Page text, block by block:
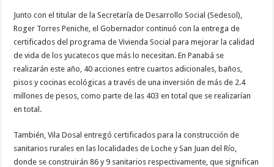
Junto con el titular de la Secretaría de Desarrollo Social (Sedesol),
Roger Torres Peniche, el Gobernador continuó con la entrega de
certificados del programa de Vivienda Social para mejorar la calidad
de vida de los yucatecos que más lo necesitan. En Panabá se
realizarán este año, 40 acciones entre cuartos adicionales, baños,
pisos y cocinas ecológicas a través de una inversión de más de 2.4
millones de pesos, como parte de las 403 en total que se realizarían
en total.
También, Vila Dosal entregó certificados para la construcción de
sanitarios rurales en las localidades de Loche y San Juan del Río,
donde se construirán 86 y 9 sanitarios respectivamente, que significan